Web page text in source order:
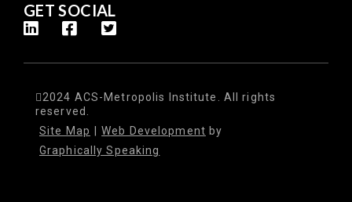
GET SOCIAL
2024 ACS-Metropolis Institute. All rights
reserved.
Site Map
Web Development by
Graphically Speaking